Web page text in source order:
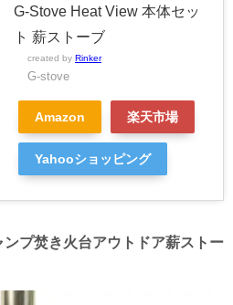
G-Stove Heat View 本体セッ
ト 薪ストーブ
created by Rinker
G-stove
Amazon 楽天市場
Yahooショッピング
プ焚き火台アウトドア薪ストー